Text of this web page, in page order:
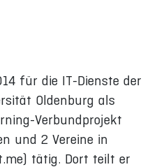
für die IT-Dienste der
Oldenburg als
Verbundprojekt
und 2 Vereine in
tätig. Dort teilt er